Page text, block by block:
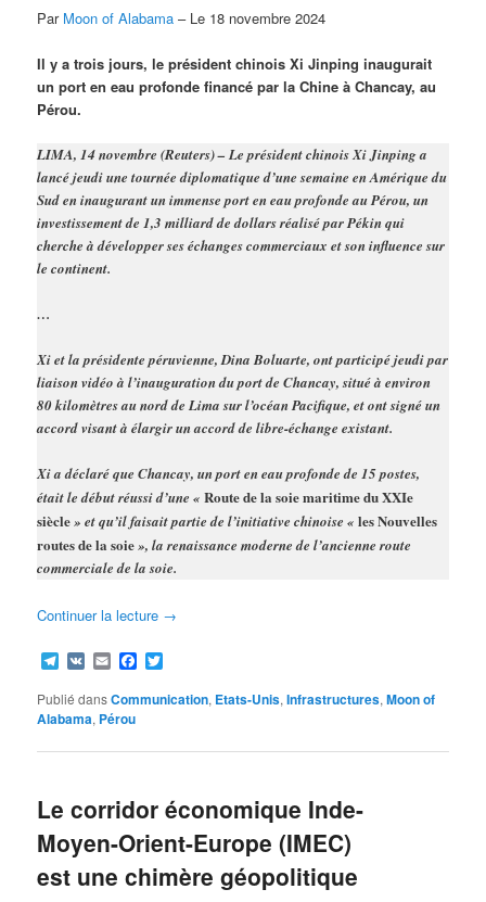
Par Moon of Alabama – Le 18 novembre 2024
Il y a trois jours, le président chinois Xi Jinping inaugurait
un port en eau profonde financé par la Chine à Chancay, au
Pérou.
LIMA, 14 novembre (Reuters) – Le président chinois Xi Jinping a
lancé jeudi une tournée diplomatique d’une semaine en Amérique du
Sud en inaugurant un immense port en eau profonde au Pérou, un
investissement de 1,3 milliard de dollars réalisé par Pékin qui
cherche à développer ses échanges commerciaux et son influence sur
le continent.
…
Xi et la présidente péruvienne, Dina Boluarte, ont participé jeudi par
liaison vidéo à l’inauguration du port de Chancay, situé à environ
80 kilomètres au nord de Lima sur l’océan Pacifique, et ont signé un
accord visant à élargir un accord de libre-échange existant.
Xi a déclaré que Chancay, un port en eau profonde de 15 postes,
était le début réussi d’une «Route de la soie maritime du XXIe
siècle» et qu’il faisait partie de l’initiative chinoise «les Nouvelles
routes de la soie», la renaissance moderne de l’ancienne route
commerciale de la soie.
Continuer la lecture →
Telegram
VK EmailFacebook
Publié dansCommunication, Etats-Unis,Infrastructures,Moon of
Alabama, Pérou
Le corridor économique Inde-
Moyen-Orient-Europe (IMEC)
est une chimère géopolitique